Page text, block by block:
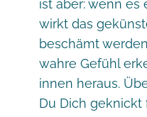
ist aber: wenn es
wirkt das
beschämt
wahre Gefühl
innen heraus.
Du Dich geknickt